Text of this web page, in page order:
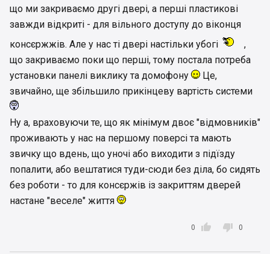
що ми закриваємо другі двері, а перші пластикові
завжди відкриті - для вільного доступу до віконця
консєржжів. Але у нас ті двері настільки убогі
,
що закриваємо поки що перші, тому постала потреба
установки панелі виклику та домофону
Це,
звичайно, ще збільшило прикінцеву вартість системи
Ну а, враховуючи те, що як мінімум двоє "відмовників"
проживають у нас на першому поверсі та мають
звичку що вдень, що уночі або виходити з підїзду
попалити, або вештатися туди-сюди без діла, бо сидять
без роботи - то для консєржів із закриттям дверей
настане "веселе" життя

0  0